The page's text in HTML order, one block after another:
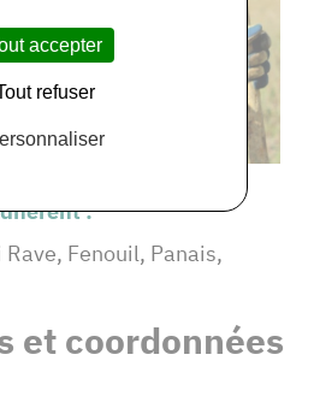
:
Fenouil, Panais,
et coordonnées
accepter
refuser